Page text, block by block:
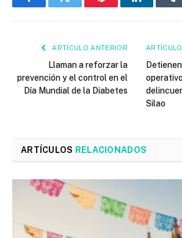
FacebookTwitter PinterestLinkedIn
ARTÍCULO ANTERIOR
Llaman a reforzar la
prevención y el control en el
Día Mundial de la Diabetes
Silao
ARTÍCULOS RELACIONADOS